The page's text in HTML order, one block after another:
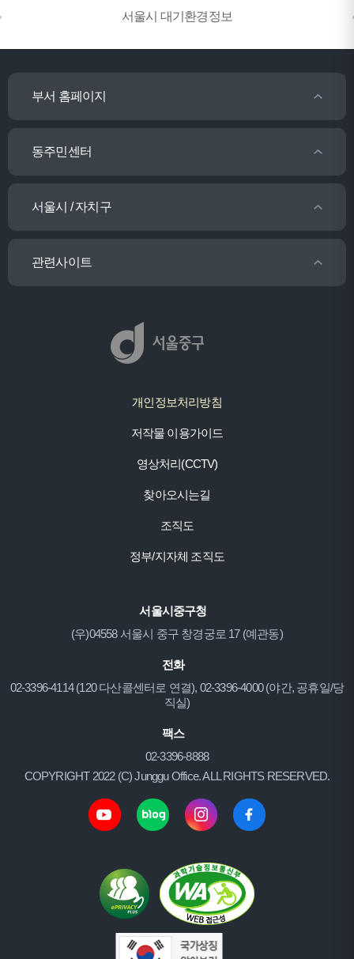
서울시 대기환경정보
부서 홈페이지
동주민센터
서울시 / 자치구
관련사이트
개인정보처리방침
저작물 이용가이드
영상처리(CCTV)
찾아오시는길
조직도
정부/지자체 조직도
서울시중구청
(우)04558 서울시 중구 창경궁로 17 (예관동)
전화
02-3396-4114 (120 다산콜센터로 연결), 02-3396-4000 (야간, 공휴일/당
직실)
팩스
02-3396-8888
COPYRIGHT 2022 (C) Junggu Office. ALL RIGHTS RESERVED.